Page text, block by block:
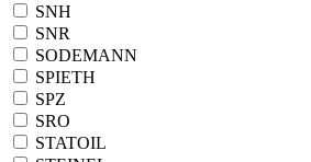
SNH
SNR
SODEMANN
SPIETH
SPZ
SRO
STATOIL